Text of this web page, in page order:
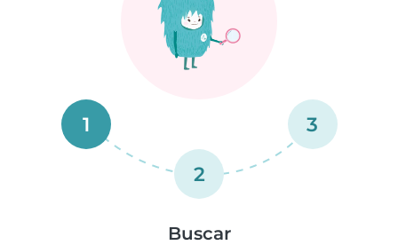
1
2
3
Buscar